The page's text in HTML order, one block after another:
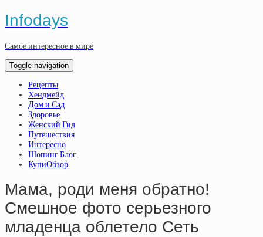
Infodays
Самое интересное в мире
Toggle navigation
Рецепты
Хендмейд
Дом и Сад
Здоровье
Женский Гид
Путешествия
Интересно
Шопинг Блог
КупиОбзор
Мама, роди меня обратно!
Смешное фото серьезного
младенца облетело Сеть